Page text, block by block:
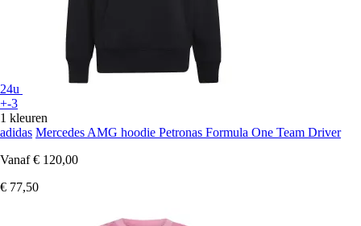
24u
+-3
1 kleuren
adidas Mercedes AMG hoodie Petronas Formula One Team Driver
Vanaf € 120,00
€ 77,50